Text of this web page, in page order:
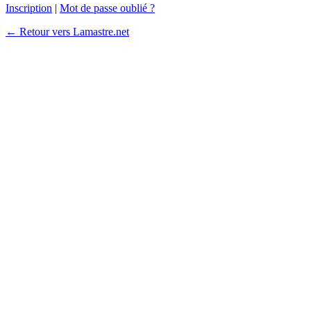
Inscription | Mot de passe oublié ?
← Retour vers Lamastre.net